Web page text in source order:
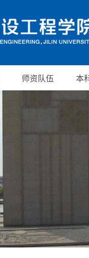
师资队伍 本